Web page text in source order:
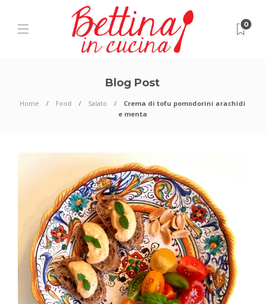
0
Blog Post
Home Food Salato
Crema di tofu pomodorini arachidi
e menta